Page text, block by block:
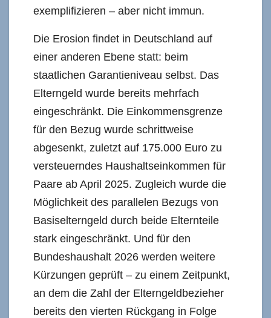
exemplifizieren – aber nicht immun.
Die Erosion findet in Deutschland auf
einer anderen Ebene statt: beim
staatlichen Garantieniveau selbst. Das
Elterngeld wurde bereits mehrfach
eingeschränkt. Die Einkommensgrenze
für den Bezug wurde schrittweise
abgesenkt, zuletzt auf 175.000 Euro zu
versteuerndes Haushaltseinkommen für
Paare ab April 2025. Zugleich wurde die
Möglichkeit des parallelen Bezugs von
Basiselterngeld durch beide Elternteile
stark eingeschränkt. Und für den
Bundeshaushalt 2026 werden weitere
Kürzungen geprüft – zu einem Zeitpunkt,
an dem die Zahl der Elterngeldbezieher
bereits den vierten Rückgang in Folge